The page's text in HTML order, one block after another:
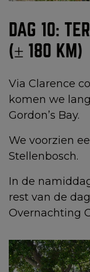
DAG 10:
(± 180 KM)
Via Clarence
komen we
Gordon’s Bay.
We voorzien
Stellenbosch.
In de
rest van de
Overnachting